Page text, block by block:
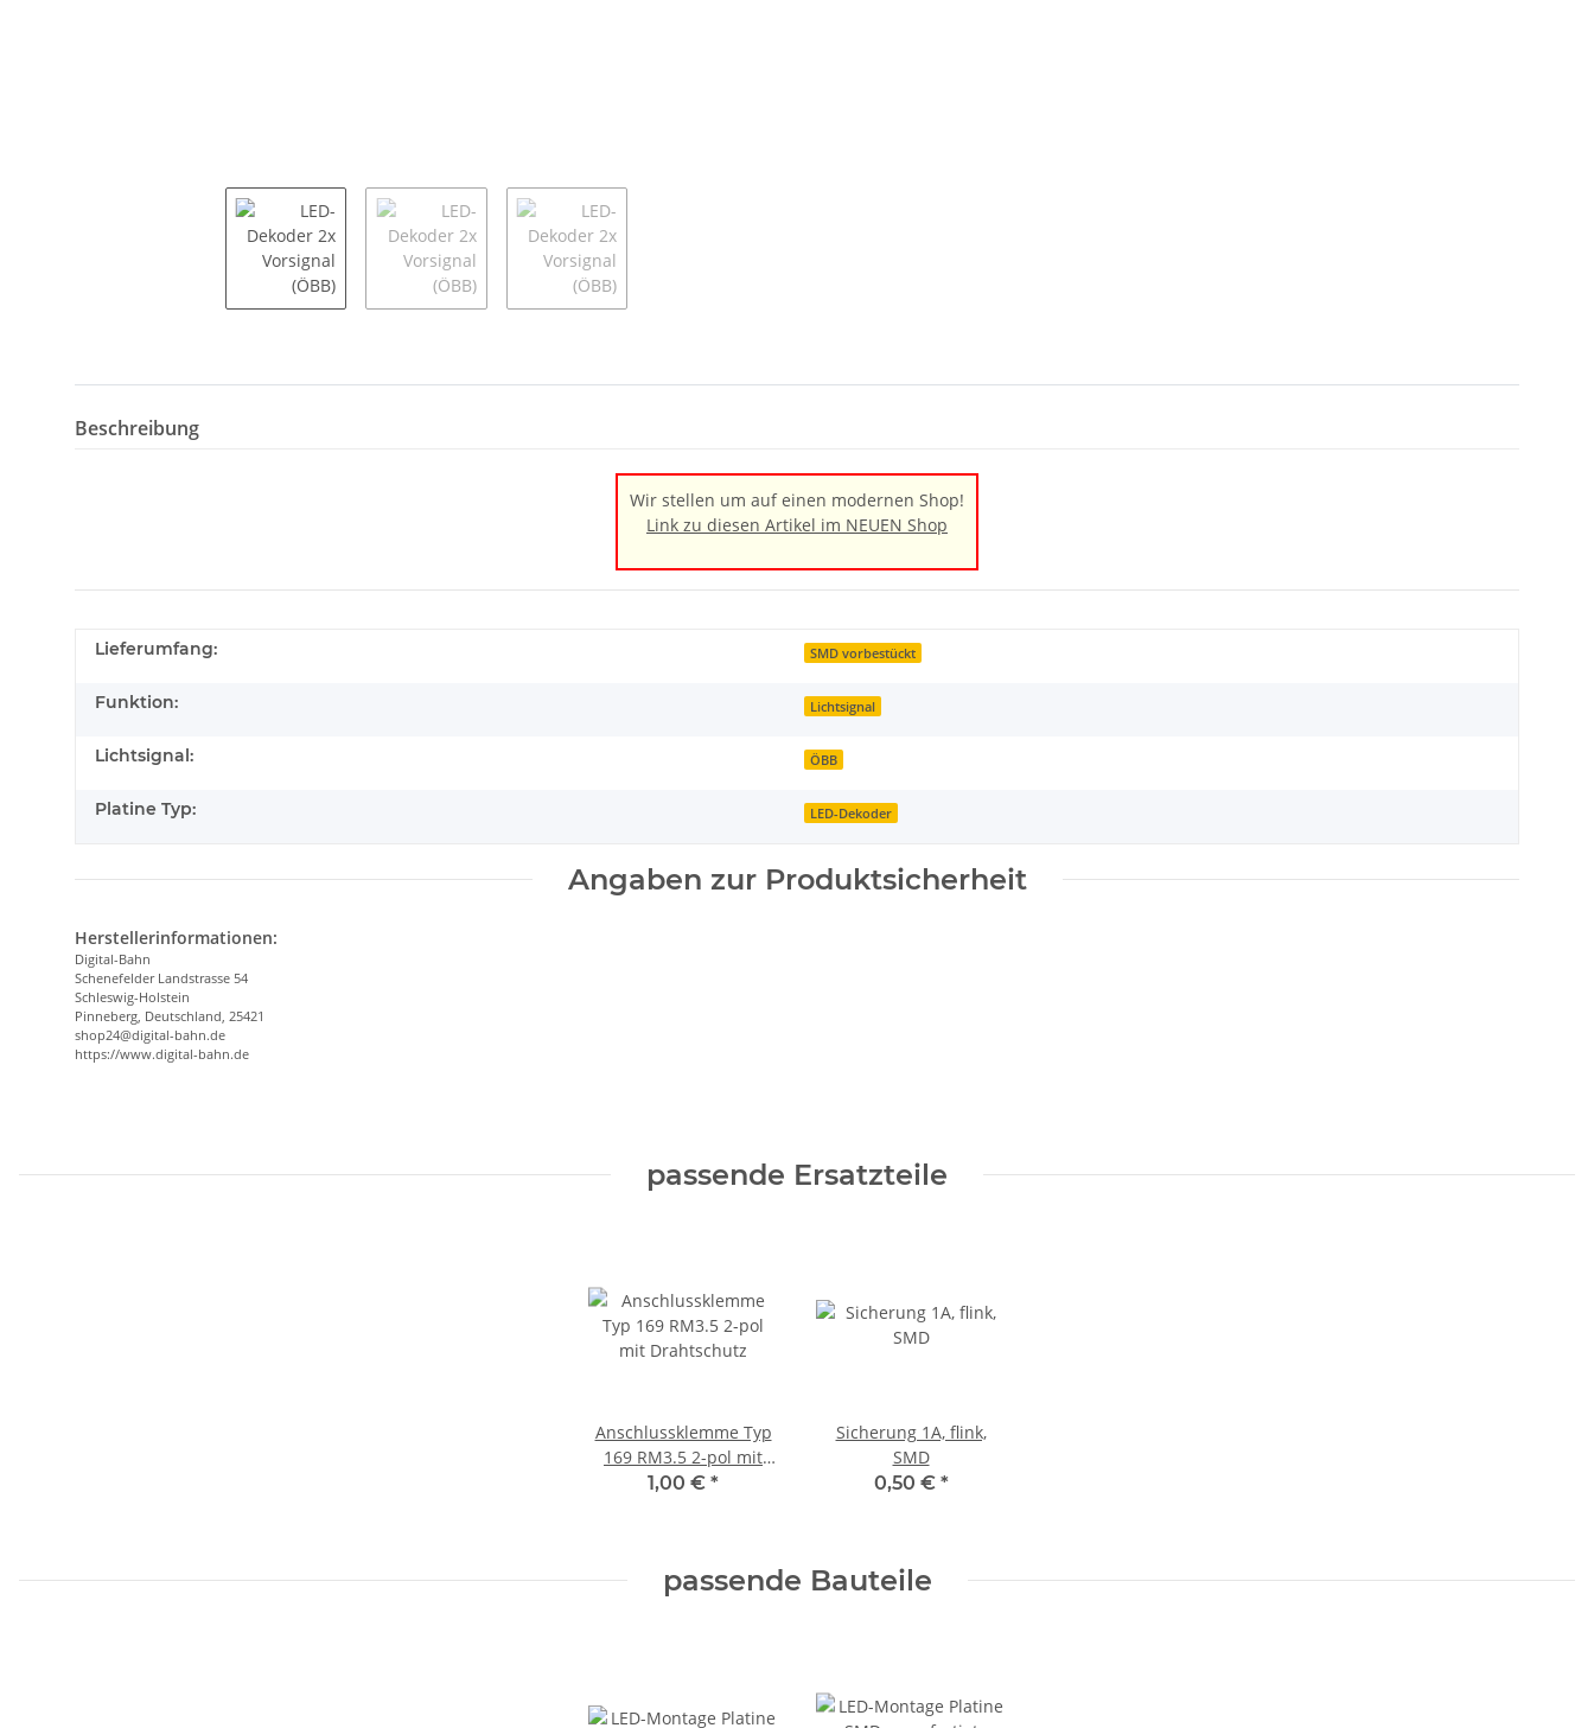
Beschreibung
Wir stellen um auf einen modernen Shop!
Link zu diesen Artikel im NEUEN Shop
Lieferumfang: SMD vorbestückt
Funktion: Lichtsignal
Lichtsignal: ÖBB
Platine Typ: LED-Dekoder
Angaben zur Produktsicherheit
Herstellerinformationen:
Digital-Bahn
Schenefelder Landstrasse 54
Schleswig-Holstein
Pinneberg, Deutschland, 25421
shop24@digital-bahn.de
https://www.digital-bahn.de
passende Ersatzteile
Anschlussklemme Typ
169 RM3.5 2-pol mit
Drahtschutz
1,00 € *
Sicherung 1A, flink,
SMD
0,50 € *
passende Bauteile